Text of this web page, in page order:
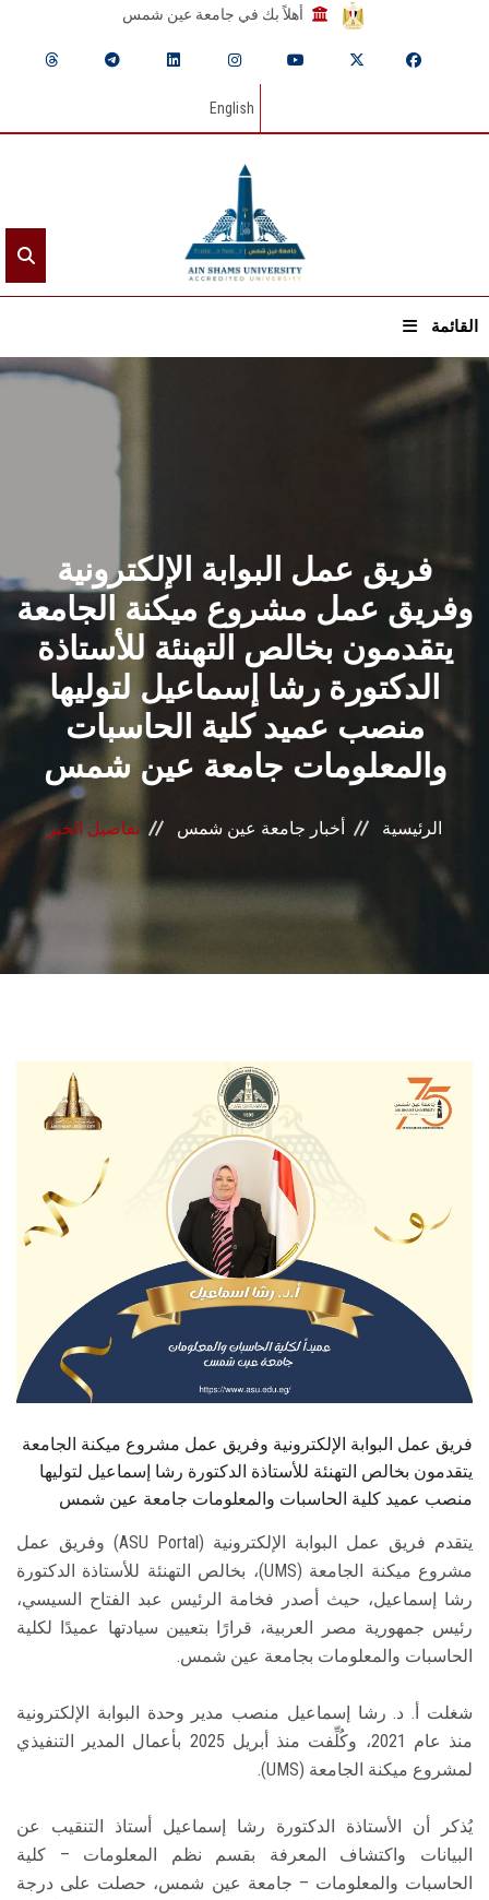
أهلاً بك في جامعة عين شمس
English
القائمة
الرئيسيـة
الشئون الأكاديمية
البحث العلمي
الرعاية الصحية
المراكز والوحدات
الأنظمة الذكية
تواصل معنا
الدراسات العليا
الموظفون
سجل الان
فريق عمل البوابة الإلكترونية
وفريق عمل مشروع ميكنة الجامعة
يتقدمون بخالص التهنئة للأستاذة
الدكتورة رشا إسماعيل لتوليها
منصب عميد كلية الحاسبات
والمعلومات جامعة عين شمس
الرئيسية أخبار جامعة عين شمس تفاصيل الخبر
فريق عمل البوابة الإلكترونية وفريق عمل مشروع ميكنة الجامعة
يتقدمون بخالص التهنئة للأستاذة الدكتورة رشا إسماعيل لتوليها
منصب عميد كلية الحاسبات والمعلومات جامعة عين شمس
يتقدم فريق عمل البوابة الإلكترونية (ASU Portal) وفريق عمل
مشروع ميكنة الجامعة (UMS)، بخالص التهنئة للأستاذة الدكتورة
رشا إسماعيل، حيث أصدر فخامة الرئيس عبد الفتاح السيسي،
رئيس جمهورية مصر العربية، قرارًا بتعيين سيادتها عميدًا لكلية
الحاسبات والمعلومات بجامعة عين شمس.
شغلت أ. د. رشا إسماعيل منصب مدير وحدة البوابة الإلكترونية
منذ عام 2021، وكُلِّفت منذ أبريل 2025 بأعمال المدير التنفيذي
لمشروع ميكنة الجامعة (UMS).
يُذكر أن الأستاذة الدكتورة رشا إسماعيل أستاذ التنقيب عن
البيانات واكتشاف المعرفة بقسم نظم المعلومات – كلية
الحاسبات والمعلومات – جامعة عين شمس، حصلت على درجة